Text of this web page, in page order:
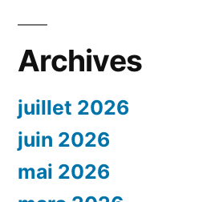
Archives
juillet 2026
juin 2026
mai 2026